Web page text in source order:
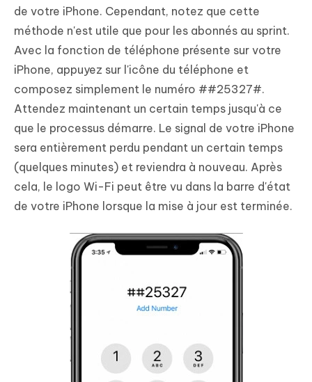
de votre iPhone. Cependant, notez que cette
méthode n'est utile que pour les abonnés au sprint.
Avec la fonction de téléphone présente sur votre
iPhone, appuyez sur l'icône du téléphone et
composez simplement le numéro ##25327#.
Attendez maintenant un certain temps jusqu'à ce
que le processus démarre. Le signal de votre iPhone
sera entièrement perdu pendant un certain temps
(quelques minutes) et reviendra à nouveau. Après
cela, le logo Wi-Fi peut être vu dans la barre d'état
de votre iPhone lorsque la mise à jour est terminée.